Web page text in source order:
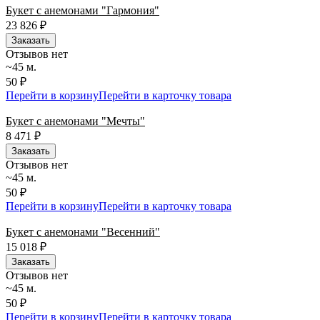
Букет с анемонами "Гармония"
23 826 ₽
Заказать
Отзывов нет
~45 м.
50 ₽
Перейти в корзинуПерейти в карточку товара
Букет с анемонами "Мечты"
8 471
₽
Заказать
Отзывов нет
~45 м.
50 ₽
Перейти в корзинуПерейти в карточку товара
Букет с анемонами "Весенний"
15 018 ₽
Заказать
Отзывов нет
~45 м.
50 ₽
Перейти в корзинуПерейти в карточку товара